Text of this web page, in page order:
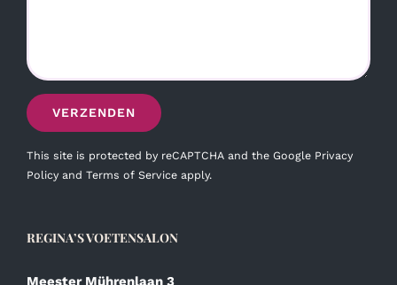
This site is protected by reCAPTCHA and the Google Privacy
Policy and Terms of Service apply.
REGINA’S VOETENSALON
Meester Mührenlaan 3